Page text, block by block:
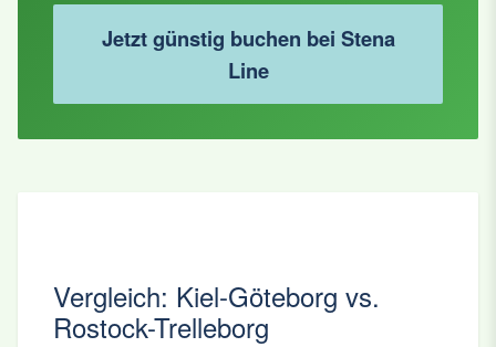
Jetzt günstig buchen bei Stena
Line
Vergleich: Kiel-Göteborg vs.
Rostock-Trelleborg